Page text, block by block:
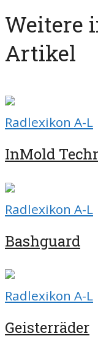
Weitere
Artikel
Radlexikon A-L
InMold
Radlexikon A-L
Bashguard
Radlexikon A-L
Geisterräder